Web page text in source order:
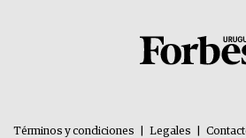
Términos y condiciones Legales